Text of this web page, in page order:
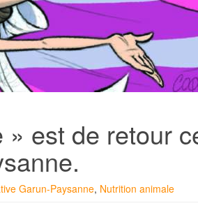
» est de retour
Garun-Paysanne, Nutrition animale